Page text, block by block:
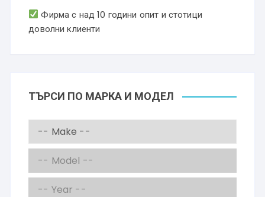
Фирма с над 10 години опит и стотици
доволни клиенти
ТЪРСИ ПО МАРКА И МОДЕЛ